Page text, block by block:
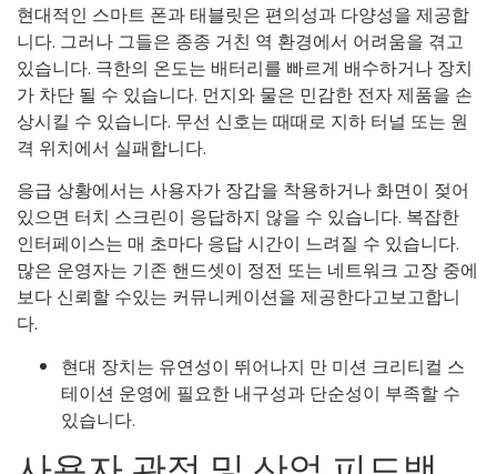
현대적인 스마트 폰과 태블릿은 편의성과 다양성을 제공합
니다. 그러나 그들은 종종 거친 역 환경에서 어려움을 겪고
있습니다. 극한의 온도는 배터리를 빠르게 배수하거나 장치
가 차단 될 수 있습니다. 먼지와 물은 민감한 전자 제품을 손
상시킬 수 있습니다. 무선 신호는 때때로 지하 터널 또는 원
격 위치에서 실패합니다.
응급 상황에서는 사용자가 장갑을 착용하거나 화면이 젖어
있으면 터치 스크린이 응답하지 않을 수 있습니다. 복잡한
인터페이스는 매 초마다 응답 시간이 느려질 수 있습니다.
많은 운영자는 기존 핸드셋이 정전 또는 네트워크 고장 중에
보다 신뢰할 수있는 커뮤니케이션을 제공한다고보고합니
다.
현대 장치는 유연성이 뛰어나지 만 미션 크리티컬 스
테이션 운영에 필요한 내구성과 단순성이 부족할 수
있습니다.